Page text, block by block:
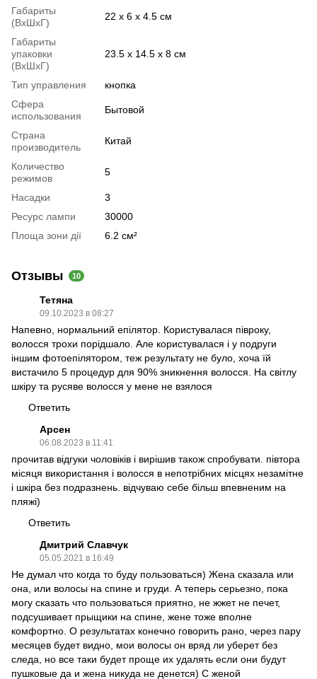
Габариты
(ВхШхГ)
22 х 6 х 4.5 см
Габариты
упаковки
(ВхШхГ)
23.5 х 14.5 х 8 см
Тип управления
кнопка
Сфера
использования
Бытовой
Страна
производитель
Китай
Количество
режимов
5
Насадки
3
Ресурс лампи
30000
Площа зони дії
6.2 см²
Отзывы 10
Тетяна
09.10.2023 в 08:27
Напевно, нормальний епілятор. Користувалася півроку,
волосся трохи порідшало. Але користувалася і у подруги
іншим фотоепілятором, теж результату не було, хоча їй
вистачило 5 процедур для 90% зникнення волосся. На світлу
шкіру та русяве волосся у мене не взялося
Ответить
Арсен
06.08.2023 в 11:41
прочитав відгуки чоловіків і вирішив також спробувати. півтора
місяця використання і волосся в непотрібних місцях незамітне
і шкіра без подразнень. відчуваю себе більш впевненим на
пляжі)
Ответить
Дмитрий Славчук
05.05.2021 в 16:49
Не думал что когда то буду пользоваться) Жена сказала или
она, или волосы на спине и груди. А теперь серьезно, пока
могу сказать что пользоваться приятно, не жжет не печет,
подсушивает прыщики на спине, жене тоже вполне
комфортно. О результатах конечно говорить рано, через пару
месяцев будет видно, мои волосы он вряд ли уберет без
следа, но все таки будет проще их удалять если они будут
пушковые да и жена никуда не денется) С женой